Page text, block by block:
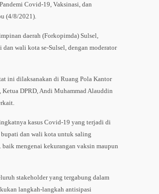
Covid-19, Vaksinasi, dan
(4/8/2021).
daerah (Forkopimda) Sulsel,
dan wali kota se-Sulsel, dengan moderator
ini dilaksanakan di Ruang Pola Kantor
DPRD, Andi Muhammad Alauddin
kasus Covid-19 yang terjadi di
bupati dan wali kota untuk saling
mengenai kekurangan vaksin maupun
stakeholder yang tergabung dalam
langkah-langkah antisipasi